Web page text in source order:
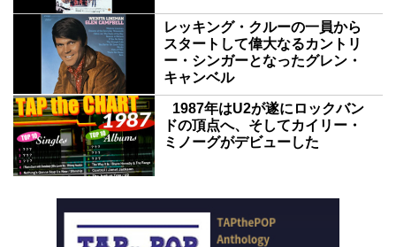
レッキング・クルーの一員から
スタートして偉大なるカントリ
ー・シンガーとなったグレン・
キャンベル
1987年はU2が遂にロックバン
ドの頂点へ、そしてカイリー・
ミノーグがデビューした